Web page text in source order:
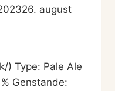
26. august
) Type: Pale Ale
Genstande: